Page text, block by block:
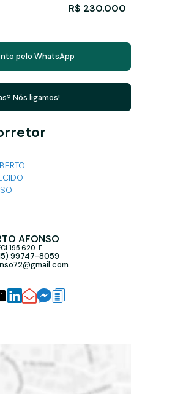
R$ 230.000
pelo WhatsApp
Nós ligamos!
AFONSO
195.620-F
99747-8059